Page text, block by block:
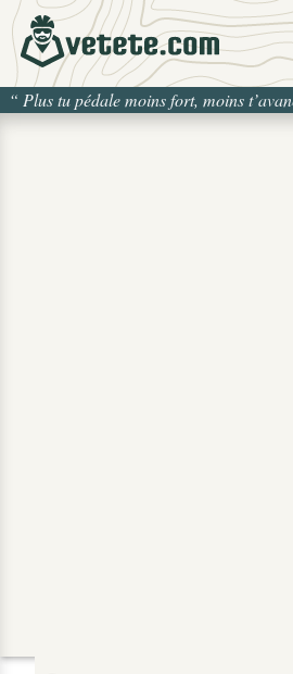
“ Plus tu pédale moins fort, moins